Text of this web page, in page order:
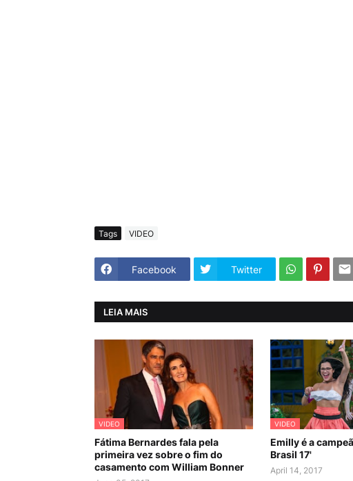
Tags VIDEO
Facebook Twitter
LEIA MAIS
VIDEO
Fátima Bernardes fala pela
primeira vez sobre o fim do
casamento com William Bonner
VIDEO
Emilly é a
Brasil 17'
April 14, 2017